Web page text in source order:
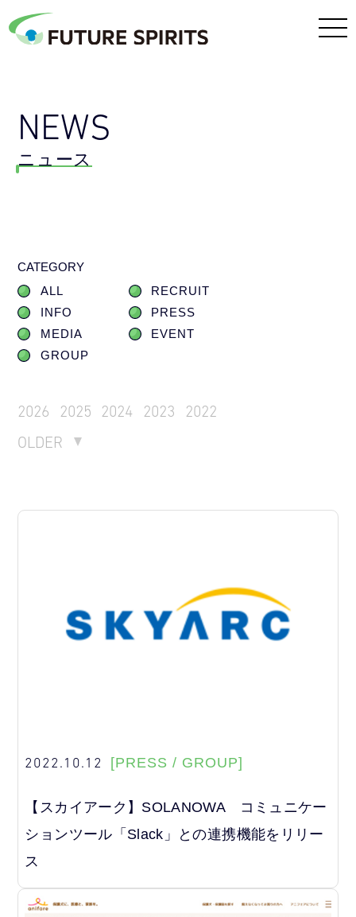
NEWS
ニュース
CATEGORY
ALL
RECRUIT
INFO
PRESS
MEDIA
EVENT
GROUP
2026 2025 2024 2023
2022
OLDER
2022.10.12 [PRESS / GROUP]
【スカイアーク】SOLANOWA コミュニケー
ションツール「Slack」との連携機能をリリー
ス